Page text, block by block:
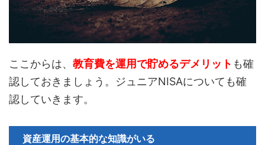
ここからは、 教育費を運用で貯めるデメリット も確
認しておきましょう。ジュニアNISAについても確
認していきます。
資産運用の基本的な知識がいる